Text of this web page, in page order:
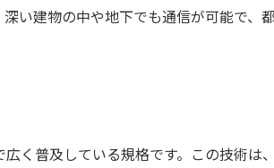
い建物の中や地下でも通信が可能で、
く普及している規格です。この技術は